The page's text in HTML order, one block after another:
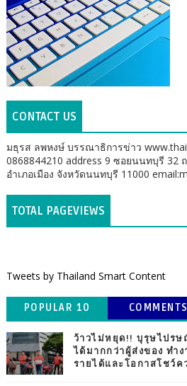
CONTACT US
มธุรส ลพหงษ์ บรรณาธิการข่าว
0868844210 address 9 ซอยนนทบุรี
อำเภอเมือง จังหวัดนนทบุรี 11000
TOTAL PAGEVIEWS
Tweets by Thailand Smart Content
POPULAR 10 COMMENTS
ว้าวไม่หยุด!! บุรุษไปรษ
ได้มากกว่าผู้ส่งของ ทำ
รายได้และโอกาสโชว์